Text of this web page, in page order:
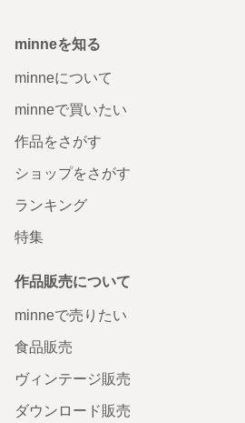
minneを知る
minneについて
minneで買いたい
作品をさがす
ショップをさがす
ランキング
特集
作品販売について
minneで売りたい
食品販売
ヴィンテージ販売
ダウンロード販売